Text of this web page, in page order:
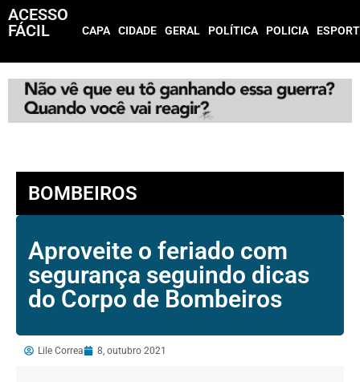
ACESSO
FÁCIL
CAPA CIDADE GERAL POLÍTICA POLICIA
BOMBEIROS
Aproveite o feriado com
segurança seguindo dicas
do Corpo de Bombeiros
Lile Correa 8, outubro 2021